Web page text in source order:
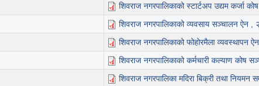
शिवराज नगरपालिकाको स्टार्टअप उद्यम कर्जा
शिवराज नगरपालिकाको व्यवसाय सञ्चालन ऐन
शिवराज नगरपालिकाको फोहोरमैला व्यवस्थापन
शिवराज नगरपालिकाको कर्मचारी कल्याण कोष
शिवराज नगरपालिका मदिरा बिक्री तथा नियमन